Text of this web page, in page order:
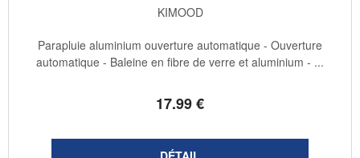
KIMOOD
17.99€
Parapluie aluminium ouverture automatique - Ouverture
automatique - Baleine en fibre de verre et aluminium - ...